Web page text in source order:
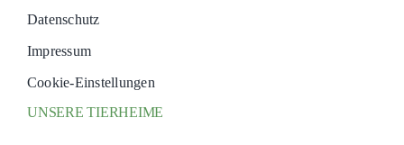
Datenschutz
Impressum
Cookie-Einstellungen
UNSERE TIERHEIME